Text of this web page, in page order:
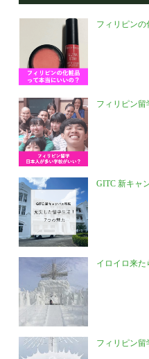
フィリピンの
フィリピン留
GITC 新キャ
イロイロ来た
フィリピン